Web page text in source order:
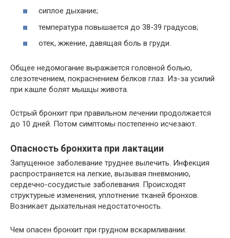
сиплое дыхание;
температура повышается до 38-39 градусов;
отек, жжение, давящая боль в груди.
Общее недомогание выражается головной болью,
слезотечением, покраснением белков глаз. Из-за усилий
при кашле болят мышцы живота.
Острый бронхит при правильном лечении продолжается
до 10 дней. Потом симптомы постепенно исчезают.
Опасность бронхита при лактации
Запущенное заболевание труднее вылечить. Инфекция
распространяется на легкие, вызывая пневмонию,
сердечно-сосудистые заболевания. Происходят
структурные изменения, уплотнение тканей бронхов.
Возникает дыхательная недостаточность.
Чем опасен бронхит при грудном вскармливании: